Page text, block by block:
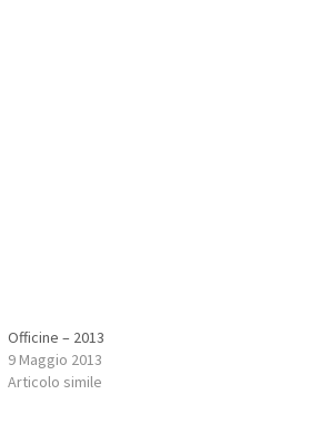
Officine – 2013
9 Maggio 2013
Articolo simile